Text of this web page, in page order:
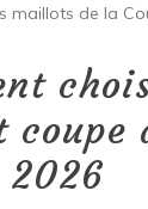
maillots de la
coupe
2026